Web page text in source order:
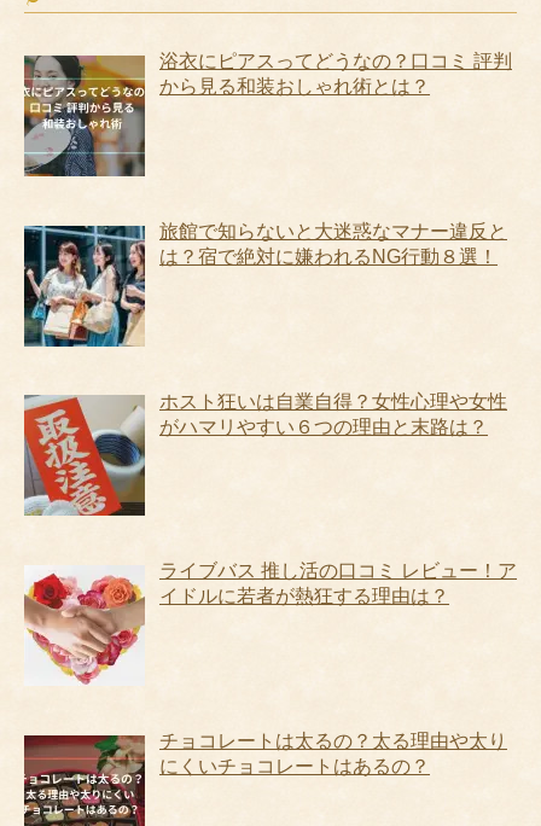
浴衣にピアスってどうなの？口コミ 評判
から見る和装おしゃれ術とは？
旅館で知らないと大迷惑なマナー違反と
は？宿で絶対に嫌われるNG行動８選！
ホスト狂いは自業自得？女性心理や女性
がハマリやすい６つの理由と末路は？
ライブバス 推し活の口コミ レビュー！ア
イドルに若者が熱狂する理由は？
チョコレートは太るの？太る理由や太り
にくいチョコレートはあるの？